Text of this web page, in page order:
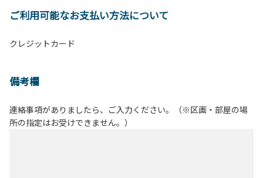
ご利用可能なお支払い方法について
クレジットカード
備考欄
連絡事項がありましたら、ご入力ください。（※区画・部屋の場
所の指定はお受けできません。）